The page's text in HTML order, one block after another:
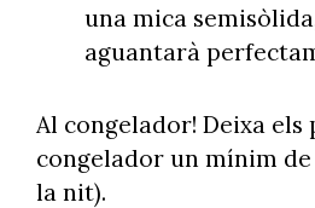
una mica
aguantarà
Al congelador! Deixa els
congelador un mínim
la nit).